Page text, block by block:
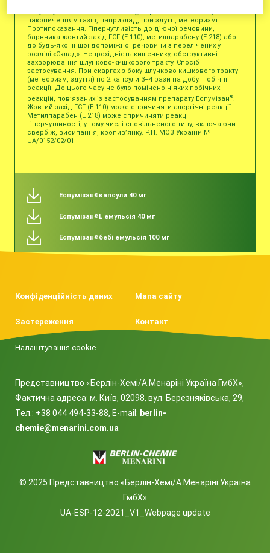
накопиченням газів, наприклад, при здутті, метеоризмі.
Протипоказання. Гіперчутливість до діючої речовини,
барвника жовтий захід FCF (Е 110), метилпарабену (Е 218) або
до будь-якої іншої допоміжної речовини з перелічених у
розділі «Склад». Непрохідність кишечнику, обструктивні
захворювання шлунково-кишкового тракту. Спосіб
застосування. При скаргах з боку шлунково-кишкового тракту
(метеоризм, здуття) по 2 капсули 3–4 рази на добу. Побічні
реакції. До цього часу не було помічено ніяких побічних
реакцій, пов’язаних із застосуванням препарату Еспумізан ®.
Жовтий захід FCF (Е 110) може спричиняти алергічні реакції.
Метилпарабен (Е 218) може спричиняти реакції
гіперчутливості, у тому числі сповільненого типу, включаючи
свербіж, висипання, кропив’янку. Р.П. МОЗ України №
UA/0152/02/01
Еспумізан® капсули 40 мг
Еспумізан® L емульсія 40 мг
Еспумізан® бебі емульсія 100 мг
Конфіденційність даних Мапа сайту
Застереження Контакт
Налаштування cookie
Представництво «Берлін-Хемі/А.Менаріні Україна ГмбХ»,
Фактична адреса: м. Київ, 02098, вул. Березняківська, 29,
Тел.: +38 044 494-33-88, E-mail: berlin-
chemie@menarini.com.ua
© 2025 Представництво «Берлін-Хемі/А.Менаріні Україна
ГмбХ»
UA-ESP-12-2021_V1_Webpage update